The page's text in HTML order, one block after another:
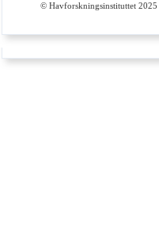
© Havforskningsinstituttet 2025